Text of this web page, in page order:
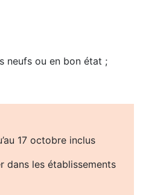
neufs ou en bon état ;
17 octobre inclus
dans les établissements